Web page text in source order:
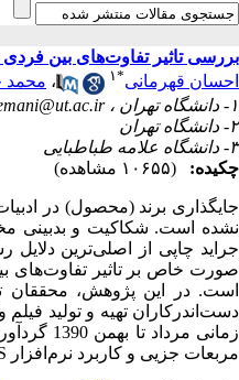
بررسی تاثیر تفاوت‌های بین فردی
احسان قهرمانی*۱ ، محمد
۱- دانشگاه تهران ،
۲- دانشگاه تهران
۳- دانشگاه علامه طباطبایی
چکیده:
(۱۰۶۵۵ مشاهده)
جایگذاری برند (محصول) در
نشده است. شکاکیت و بدبینی
جراید چاپی از اصلی‌ترین
صورت خاص بر تاثیر تفاوت‌‌های
است. در این پژوهش، محققان
زمانی
مربعات جزیی و کاربرد نرم‌افزار VisualPLS تبیین شد.